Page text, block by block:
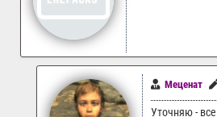
Меценат
Уточняю -